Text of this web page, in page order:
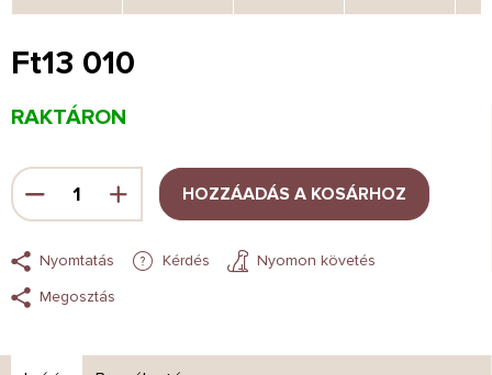
Ft13 010
Egységár:
RAKTÁRON
HOZZÁADÁS A KOSÁRHOZ
Nyomtatás Kérdés
Nyomon követés
Megosztás